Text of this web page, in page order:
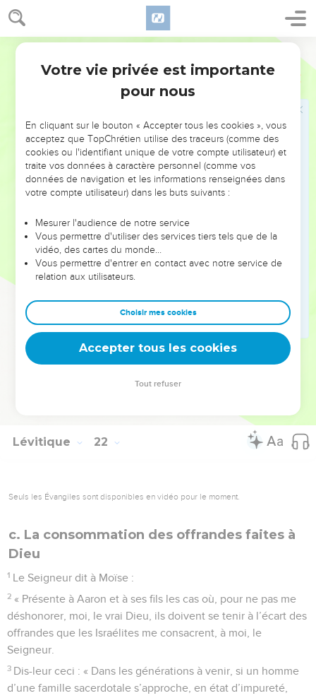
Lévitique 21
18 Aucun infirme n’est admis à ce service, que ce soit un
aveugle, un boiteux, un homme défiguré ou difforme,
un bossu ou un gringalet, un homme affligé d’une tache à
l’œil, un homme souffrant d’une maladie de la peau, ou
Aucun de tes descendants atteint d’un défaut physique ne
doit donc s’approcher de l’autel pour m’y offrir ma nourriture.
A cause de son infirmité, les tâches habituelles du prêtre lui
sont interdites.
bien les aliments qui me sont strictement réservés que les
autres ;
mais à cause de son infirmité, il ne doit pas s’approcher du
rideau du sanctuaire ni s’avancer jusqu’à l’autel. Il ne faut
c’est moi qui consacre les prêtres à mon service. »
Moïse transmit ces prescriptions à Aaron, à ses fils et à
tous les Israélites.
© Société biblique française – Bibli’O, 1997, avec autorisation. Pour vous procurer
Lévitique 22
Seuls les Évangiles sont disponibles en vidéo pour le moment.
c. La consommation des offrandes faites à
Dieu
1 Le Seigneur dit à Moïse :
2 « Présente à Aaron et à ses fils les cas où, pour ne pas me
déshonorer, moi, le vrai Dieu, ils doivent se tenir à l’écart des
offrandes que les Israélites me consacrent, à moi, le
Seigneur.
3 Dis-leur ceci : « Dans les générations à venir, si un homme
d’une famille sacerdotale s’approche, en état d’impureté,
Votre vie privée est importante
pour nous
En cliquant sur le bouton « Accepter tous les cookies », vous
acceptez que TopChrétien utilise des traceurs (comme des
cookies ou l'identifiant unique de votre compte utilisateur) et
traite vos données à caractère personnel (comme vos
données de navigation et les informations renseignées dans
votre compte utilisateur) dans les buts suivants :
Mesurer l'audience de notre service
Vous permettre d'utiliser des services tiers tels que de la
vidéo, des cartes du monde…
Vous permettre d'entrer en contact avec notre service de
relation aux utilisateurs.
Choisir mes cookies
Accepter tous les cookies
Tout refuser